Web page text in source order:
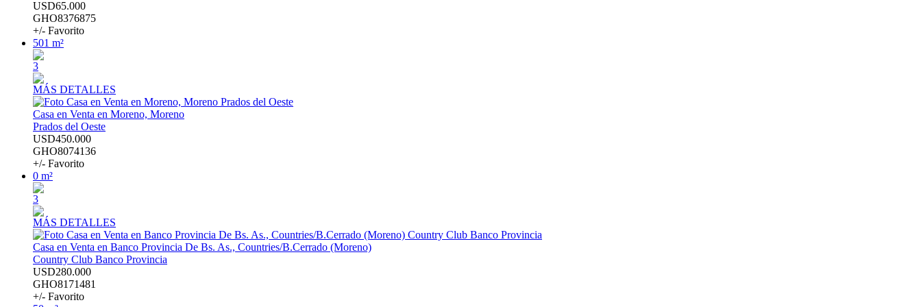
USD65.000
GHO8376875
+/- Favorito
501 m²
3
MÁS DETALLES
Casa en Venta en Moreno, Moreno
Prados del Oeste
USD450.000
GHO8074136
+/- Favorito
0 m²
3
MÁS DETALLES
Casa en Venta en Banco Provincia De Bs. As., Countries/B.Cerrado (Moreno)
Country Club Banco Provincia
USD280.000
GHO8171481
+/- Favorito